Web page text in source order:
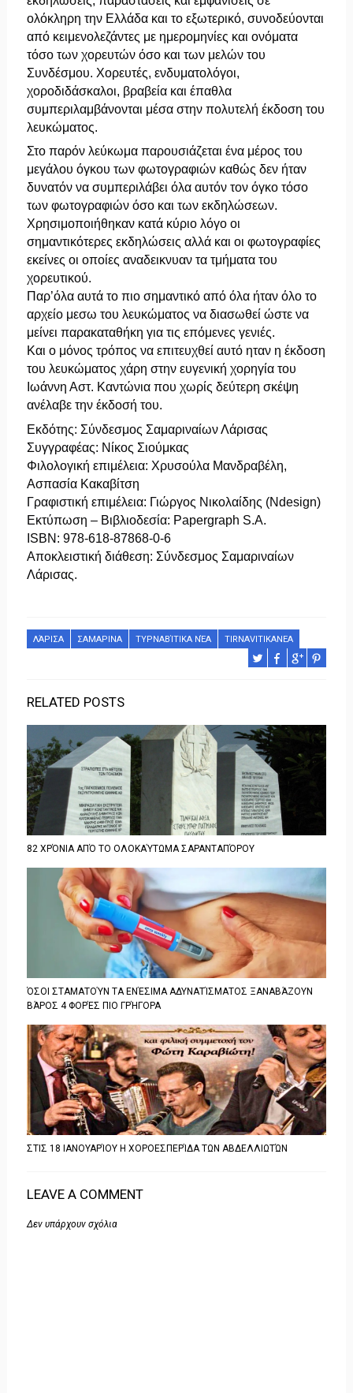
ολόκληρη την Ελλάδα και το εξωτερικό, συνοδεύονται
από κειμενολεζάντες με ημερομηνίες και ονόματα
τόσο των χορευτών όσο και των μελών του
Συνδέσμου. Χορευτές, ενδυματολόγοι,
χοροδιδάσκαλοι, βραβεία και έπαθλα
συμπεριλαμβάνονται μέσα στην πολυτελή έκδοση του
λευκώματος.
Στο παρόν λεύκωμα παρουσιάζεται ένα μέρος του
μεγάλου όγκου των φωτογραφιών καθώς δεν ήταν
δυνατόν να συμπεριλάβει όλα αυτόν τον όγκο τόσο
των φωτογραφιών όσο και των εκδηλώσεων.
Χρησιμοποιήθηκαν κατά κύριο λόγο οι
σημαντικότερες εκδηλώσεις αλλά και οι φωτογραφίες
εκείνες οι οποίες αναδεικνυαν τα τμήματα του
χορευτικού.
Παρ’όλα αυτά το πιο σημαντικό από όλα ήταν όλο το
αρχείο μεσω του λευκώματος να διασωθεί ώστε να
μείνει παρακαταθήκη για τις επόμενες γενιές.
Και ο μόνος τρόπος να επιτευχθεί αυτό ηταν η έκδοση
του λευκώματος χάρη στην ευγενική χορηγία του
Ιωάννη Αστ. Καντώνια που χωρίς δεύτερη σκέψη
ανέλαβε την έκδοσή του.
Εκδότης: Σύνδεσμος Σαμαριναίων Λάρισας
Συγγραφέας: Νίκος Σιούμκας
Φιλολογική επιμέλεια: Χρυσούλα Μανδραβέλη,
Ασπασία Κακαβίτση
Γραφιστική επιμέλεια: Γιώργος Νικολαίδης (Ndesign)
Εκτύπωση – Βιβλιοδεσία: Papergraph S.A.
ISBN: 978-618-87868-0-6
Αποκλειστική διάθεση: Σύνδεσμος Σαμαριναίων
Λάρισας.
ΛΆΡΙΣΑ ΣΑΜΑΡΙΝΑ ΤΥΡΝΑΒΊΤΙΚΑ ΝΈΑ TIRNAVITIKANEA
RELATED POSTS
82 ΧΡΌΝΙΑ ΑΠΌ ΤΟ ΟΛΟΚΑΎΤΩΜΑ ΣΑΡΑΝΤΑΠΌΡΟΥ
ΌΣΟΙ ΣΤΑΜΑΤΟΎΝ ΤΑ ΕΝΈΣΙΜΑ ΑΔΥΝΑΤΊΣΜΑΤΟΣ ΞΑΝΑΒΆΖΟΥΝ
ΒΆΡΟΣ 4 ΦΟΡΈΣ ΠΙΟ ΓΡΉΓΟΡΑ
ΣΤΙΣ 18 ΙΑΝΟΥΑΡΊΟΥ Η ΧΟΡΟΕΣΠΕΡΊΔΑ ΤΩΝ ΑΒΔΕΛΛΙΩΤΏΝ
LEAVE A COMMENT
Δεν υπάρχουν σχόλια